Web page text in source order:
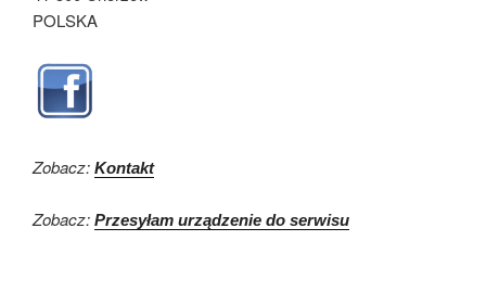
POLSKA
Zobacz: Kontakt
Zobacz: Przesyłam urządzenie do serwisu